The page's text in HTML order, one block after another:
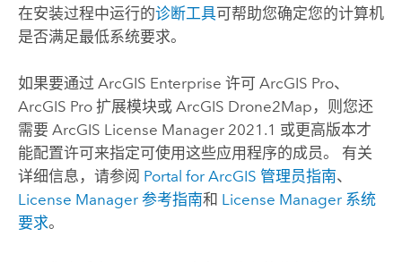
在安装过程中运行的诊断工具可帮助您确定您的计算机
是否满足最低系统要求。
如果要通过 ArcGIS Enterprise 许可 ArcGIS Pro、
ArcGIS Pro扩展模块或 ArcGIS Drone2Map ，则您还
需要 ArcGIS License Manager2021.1 或更高版本才
能配置许可来指定可使用这些应用程序的成员。 有关
详细信息，请参阅 Portal for ArcGIS 管理员指南、
License Manager参考指南和 License Manager系统
要求。